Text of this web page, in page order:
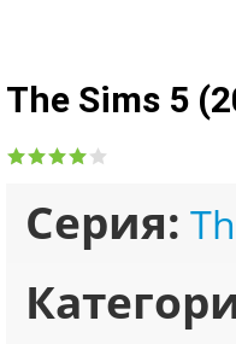
The Sims 5
Серия: